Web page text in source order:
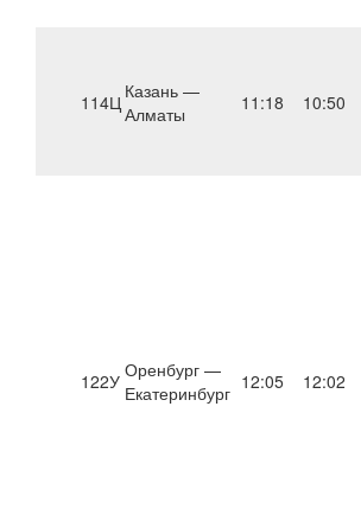
114Ц Казань —
Алматы
11:18 10:50
122У Оренбург —
Екатеринбург 12:05 12:02